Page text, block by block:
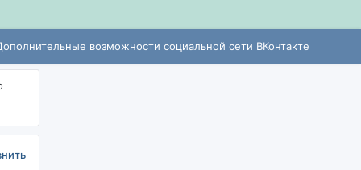
возможности социальной сети ВКонтакте